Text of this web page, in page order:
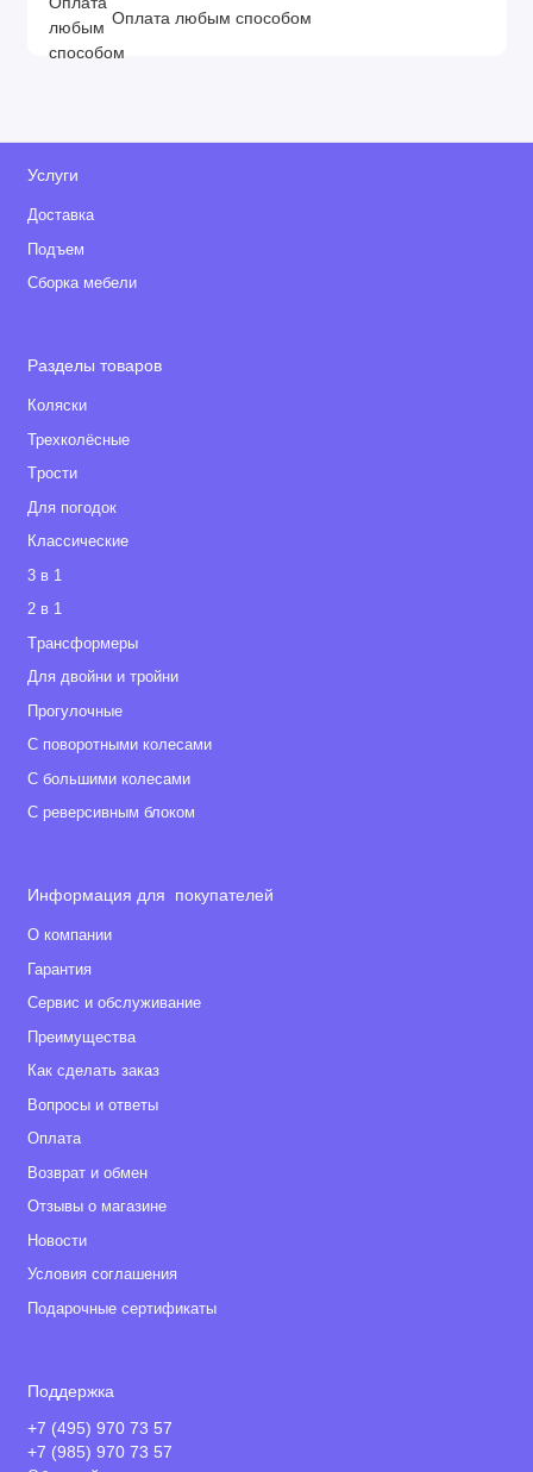
Оплата любым способом
Услуги
Доставка
Подъем
Сборка мебели
Разделы товаров
Коляски
Трехколёсные
Tрости
Для погодок
Классические
3 в 1
2 в 1
Tрансформеры
Для двойни и тройни
Прогулочные
С поворотными колесами
С большими колесами
С реверсивным блоком
Информация для покупателей
О компании
Гарантия
Сервис и обслуживание
Преимущества
Как сделать заказ
Вопросы и ответы
Оплата
Возврат и обмен
Отзывы о магазине
Новости
Условия соглашения
Подарочные сертификаты
Поддержка
+7 (495) 970 73 57
+7 (985) 970 73 57